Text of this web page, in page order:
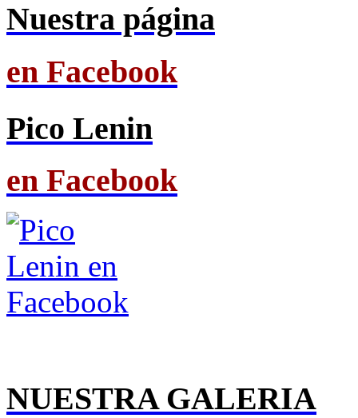
Nuestra página
en Facebook
Pico Lenin
en Facebook
NUESTRA GALERIA